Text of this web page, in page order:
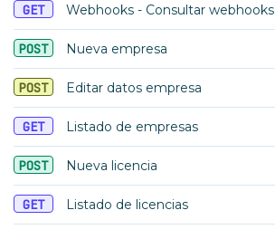
GET Webhooks - Consultar webhooks
POST Nueva empresa
POST Editar datos empresa
GET Listado de empresas
POST Nueva licencia
GET Listado de licencias